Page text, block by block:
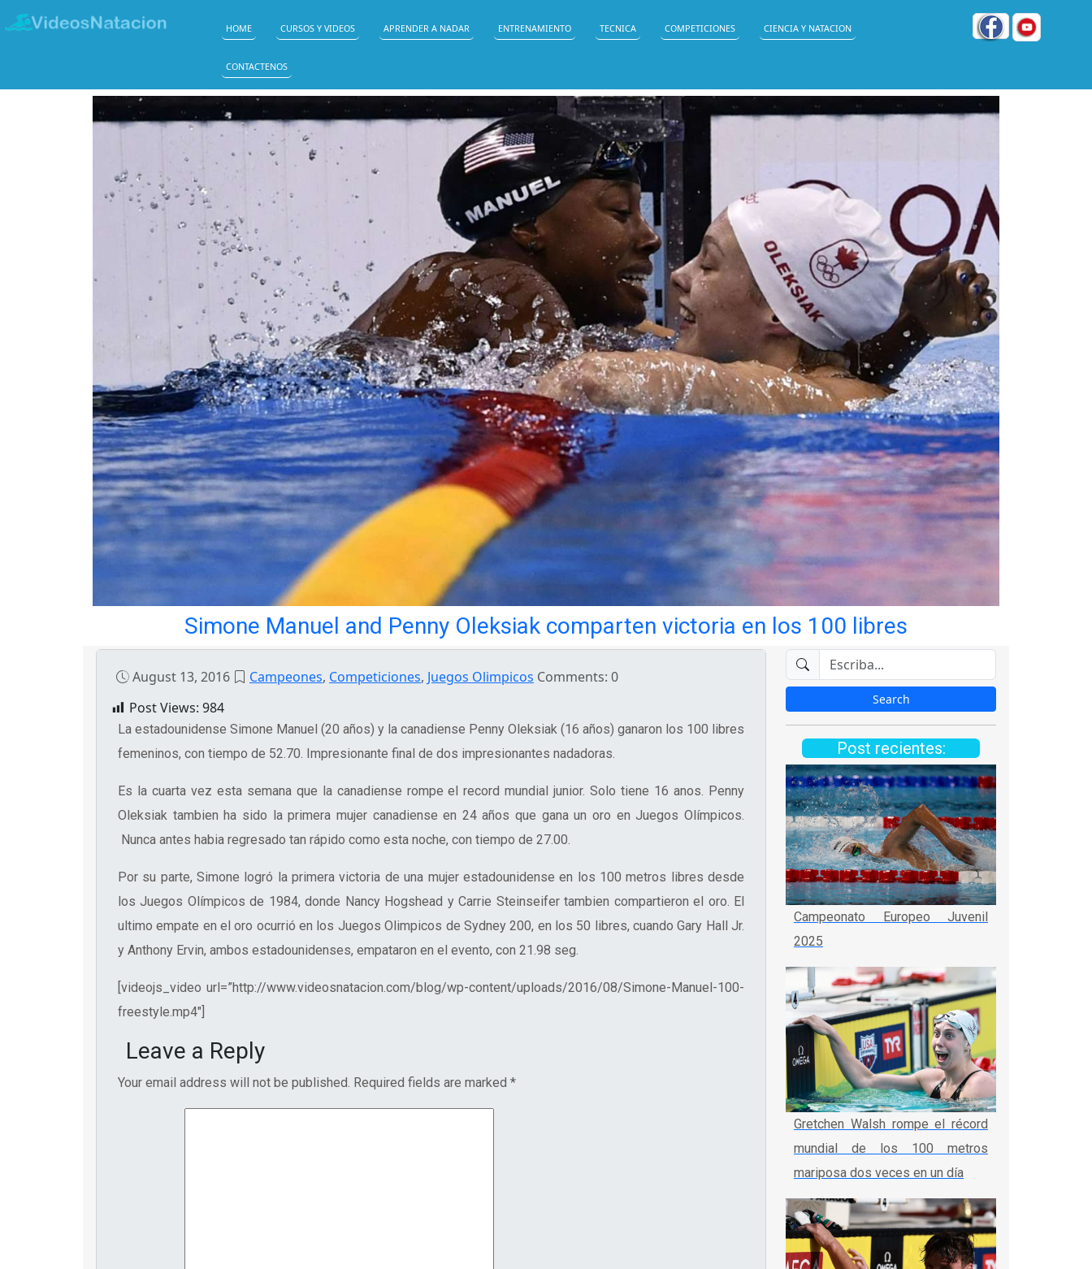
HOME CURSOS Y VIDEOS APRENDER A NADAR ENTRENAMIENTO TECNICA COMPETICIONES CIENCIA Y NATACION
CONTACTENOS
Simone Manuel and Penny Oleksiak comparten victoria en los 100 libres
August 13, 2016 Campeones, Competiciones, Juegos Olimpicos Comments: 0
Post Views: 984
La estadounidense Simone Manuel (20 años) y la canadiense Penny Oleksiak (16 años) ganaron los 100 libres
femeninos, con tiempo de 52.70. Impresionante final de dos impresionantes nadadoras.
Es la cuarta vez esta semana que la canadiense rompe el record mundial junior. Solo tiene 16 anos. Penny
Oleksiak tambien ha sido la primera mujer canadiense en 24 años que gana un oro en Juegos Olímpicos.
Nunca antes habia regresado tan rápido como esta noche, con tiempo de 27.00.
Por su parte, Simone logró la primera victoria de una mujer estadounidense en los 100 metros libres desde
los Juegos Olímpicos de 1984, donde Nancy Hogshead y Carrie Steinseifer tambien compartieron el oro. El
ultimo empate en el oro ocurrió en los Juegos Olimpicos de Sydney 200, en los 50 libres, cuando Gary Hall Jr.
y Anthony Ervin, ambos estadounidenses, empataron en el evento, con 21.98 seg.
[videojs_video url=”http://www.videosnatacion.com/blog/wp-content/uploads/2016/08/Simone-Manuel-100-
freestyle.mp4″]
Leave a Reply
Your email address will not be published. Required fields are marked *
Post recientes:
Campeonato Europeo Juvenil
2025
Gretchen Walsh rompe el récord
mundial de los 100 metros
mariposa dos veces en un día